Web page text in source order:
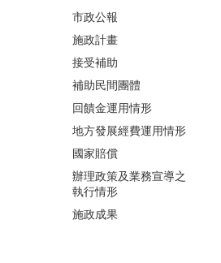
市政公報
施政計畫
接受補助
補助民間團體
回饋金運用情形
地方發展經費運用情形
國家賠償
辦理政策及業務宣導之
執行情形
施政成果